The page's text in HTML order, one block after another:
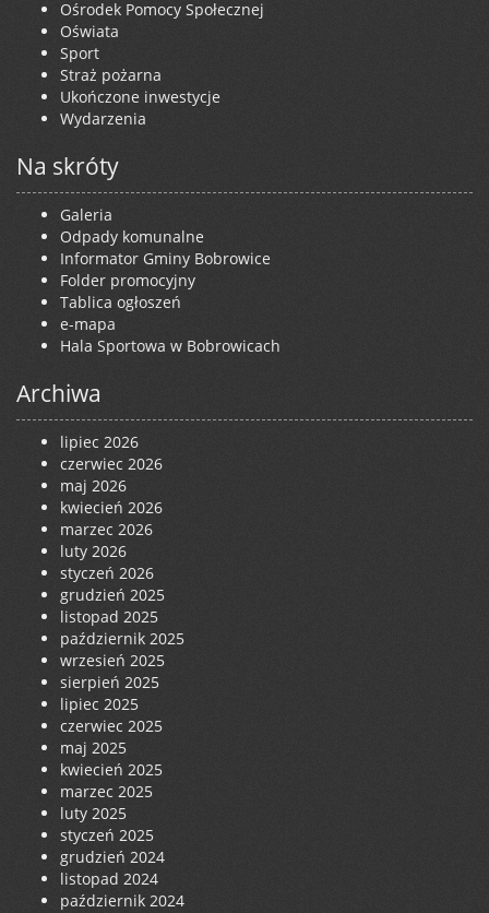
Ośrodek Pomocy Społecznej
Oświata
Sport
Straż pożarna
Ukończone inwestycje
Wydarzenia
Na skróty
Galeria
Odpady komunalne
Informator Gminy Bobrowice
Folder promocyjny
Tablica ogłoszeń
e-mapa
Hala Sportowa w Bobrowicach
Archiwa
lipiec 2026
czerwiec 2026
maj 2026
kwiecień 2026
marzec 2026
luty 2026
styczeń 2026
grudzień 2025
listopad 2025
październik 2025
wrzesień 2025
sierpień 2025
lipiec 2025
czerwiec 2025
maj 2025
kwiecień 2025
marzec 2025
luty 2025
styczeń 2025
grudzień 2024
listopad 2024
październik 2024